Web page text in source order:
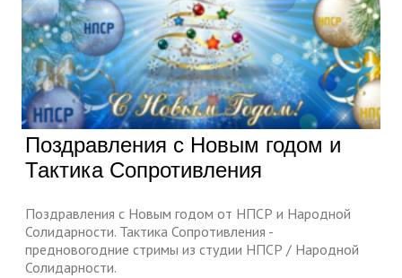
Поздравления с Новым годом и
Тактика Сопротивления
Поздравления с Новым годом от НПСР и Народной
Солидарности. Тактика Сопротивления -
предновогодние стримы из студии НПСР / Народной
Солидарности.